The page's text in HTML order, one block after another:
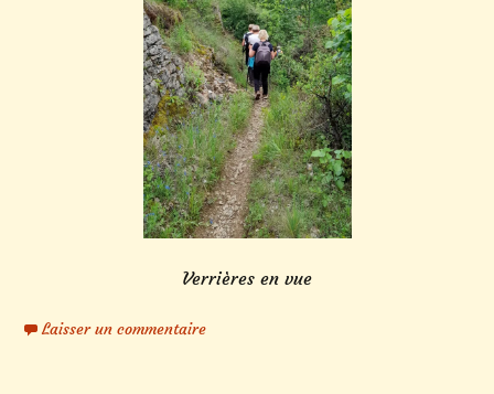
Verrières en vue
Laisser un commentaire